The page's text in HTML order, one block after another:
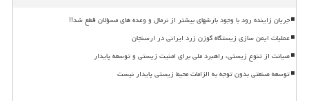
جریان زاینده رود با وجود بارشهای بیشتر از نرمال و وعده های مسؤلان قطع شد!!
عملیات ایمن سازی زیستگاه گوزن زرد ایرانی در ارسنجان
صیانت از تنوع زیستی، راهبرد ملی برای امنیت زیستی و توسعه پایدار
توسعه صنعتی بدون توجه به الزامات محیط زیستی پایدار نیست